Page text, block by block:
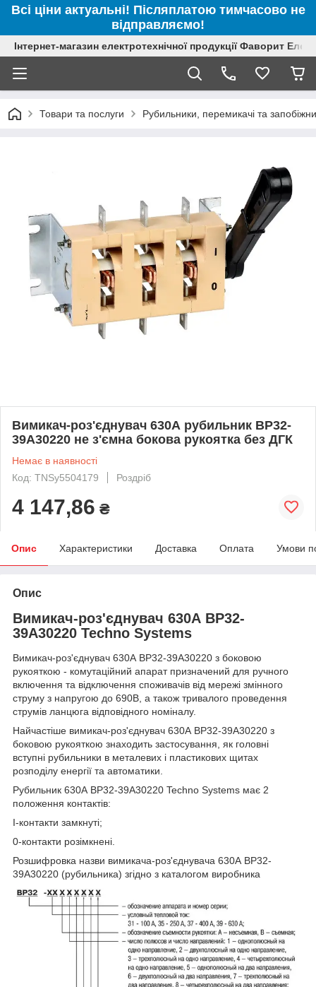
Всі ціни актуальні! Післяплатою тимчасово не
відправляємо!
Інтернет-магазин електротехнічної продукції Фаворит
Товари та послуги Рубильники, перемикачі та
Вимикач-роз'єднувач 630А рубильник ВР32-
39A30220 не з'ємна бокова рукоятка без ДГК
Немає в наявності
Код: TNSy5504179
Роздріб
4 147,86 ₴
Опис Характеристики Доставка Оплата Умови
Опис
Вимикач-роз'єднувач 630А ВР32-
39A30220 Techno Systems
Вимикач-роз'єднувач 630А ВР32-39A30220 з боковою
рукояткою - комутаційний апарат призначений для ручного
включення та відключення споживачів від мережі змінного
струму з напругою до 690В, а також тривалого проведення
струмів ланцюга відповідного номіналу.
Найчастіше вимикач-роз'єднувач 630А ВР32-39A30220 з
боковою рукояткою знаходить застосування, як головні
вступні рубильники в металевих і пластикових щитах
розподілу енергії та автоматики.
Рубильник 630А ВР32-39A30220 Techno Systems має 2
положення контактів:
I-контакти замкнуті;
0-контакти розімкнені.
Розшифровка назви вимикача-роз'єднувача 630А ВР32-
39A30220 (рубильника) згідно з каталогом виробника